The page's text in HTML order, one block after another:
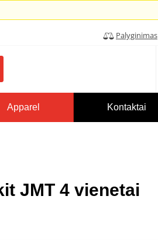
Palyginimas
Apparel Kontaktai
JMT 4 vienetai